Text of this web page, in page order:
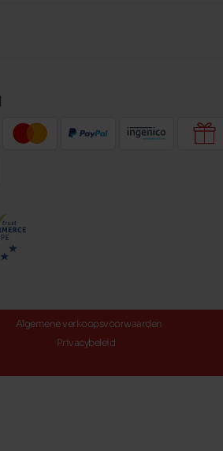
Algemene verkoopsvoorwaarden
Privacybeleid